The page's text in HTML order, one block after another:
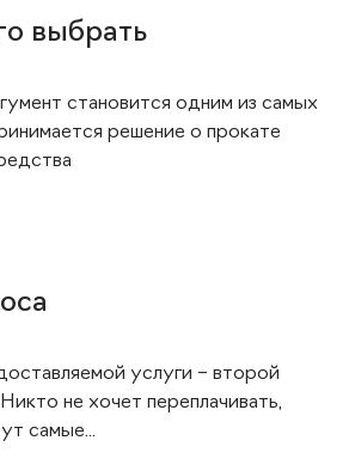
выбрать
становится одним из самых
решение о прокате
услуги – второй
не хочет переплачивать,
самые...